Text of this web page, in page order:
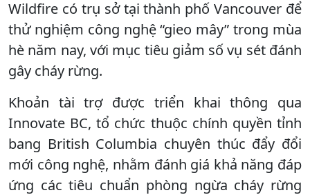
Wildfire có trụ sở tại thành phố Vancouver để
thử nghiệm công nghệ “gieo mây” trong mùa
hè năm nay, với mục tiêu giảm số vụ sét đánh
gây cháy rừng.
Khoản tài trợ được triển khai thông qua
Innovate BC, tổ chức thuộc chính quyền tỉnh
bang British Columbia chuyên thúc đẩy đổi
mới công nghệ, nhằm đánh giá khả năng đáp
ứng các tiêu chuẩn phòng ngừa cháy rừng